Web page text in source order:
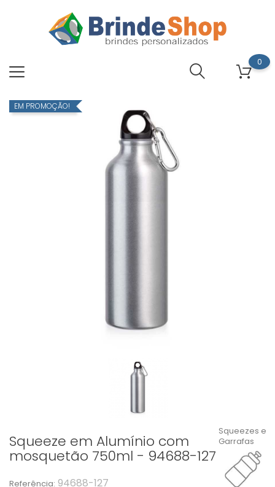
0
EM PROMOÇÃO!
Squeeze em Alumínio com
mosquetão 750ml - 94688-127
Referência: 94688-127
Squeezes e
Garrafas